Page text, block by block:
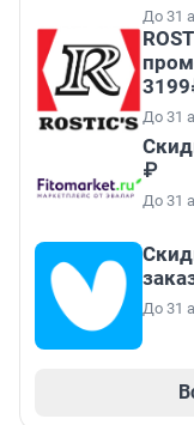
До 31
До 31
₽
До 31
До 31